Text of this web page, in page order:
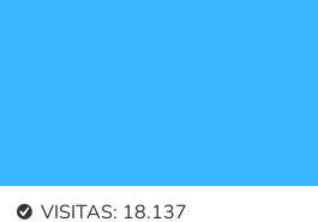
VISITAS: 18.137